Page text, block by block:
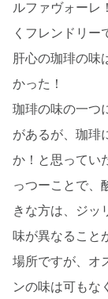
ルファヴォーレ
くフレンドリー
肝心の珈琲の味
かった！
珈琲の味の一つ
があるが、珈琲
か！と思ってい
っつーことで、
きな方は、ジッ
味が異なること
場所ですが、オ
ンの味は可もな